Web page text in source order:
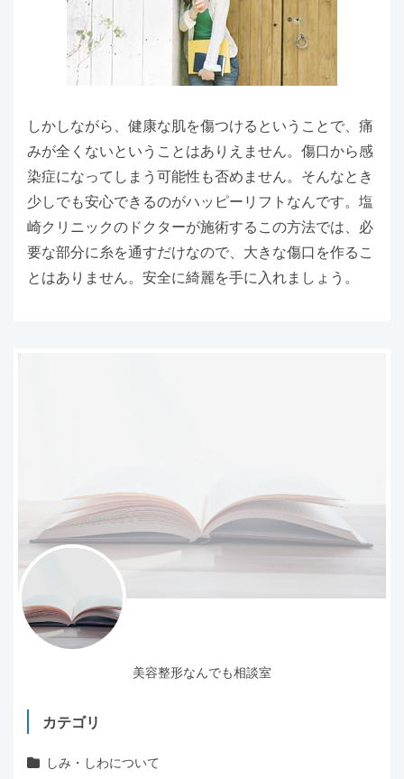
しかしながら、健康な肌を傷つけるということで、痛
みが全くないということはありえません。傷口から感
染症になってしまう可能性も否めません。そんなとき
少しでも安心できるのがハッピーリフトなんです。塩
崎クリニックのドクターが施術するこの方法では、必
要な部分に糸を通すだけなので、大きな傷口を作るこ
とはありません。安全に綺麗を手に入れましょう。
美容整形なんでも相談室
カテゴリ
しみ・しわについて